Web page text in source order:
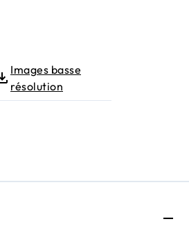
Images basse
résolution